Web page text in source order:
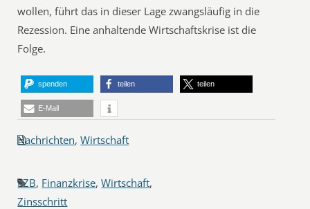
wollen, führt das in dieser Lage zwangsläufig in die
Rezession. Eine anhaltende Wirtschaftskrise ist die
Folge.
spenden teilen teilen
E-Mail
Nachrichten,Wirtschaft
EZB, Finanzkrise,Wirtschaft,
Zinsschritt